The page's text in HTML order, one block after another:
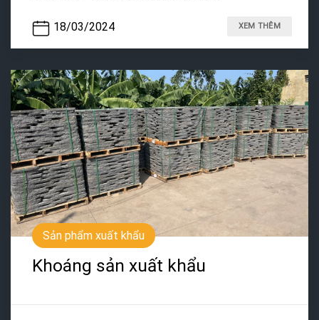
18/03/2024 XEM THÊM
Sản phẩm xuất khẩu
Khoáng sản xuất khẩu